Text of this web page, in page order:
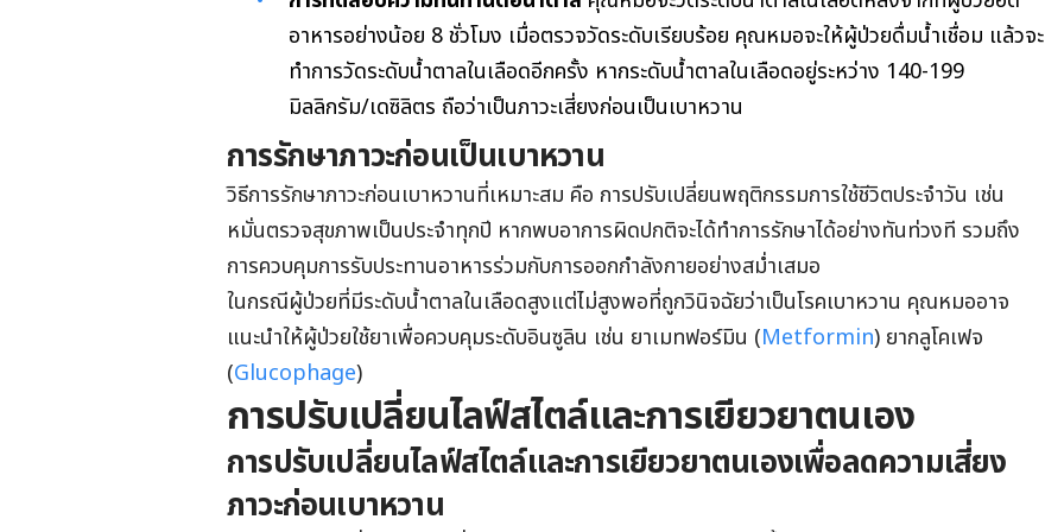
อาหารอย่างน้อย 8 ชั่วโมง เมื่อตรวจวัดระดับเรียบร้อย คุณหมอจะให้ผู้ป่วยดื่มน้ำเชื่อม แล้วจะ
ทำการวัดระดับน้ำตาลในเลือดอีกครั้ง หากระดับน้ำตาลในเลือดอยู่ระหว่าง 140-199
มิลลิกรัม/เดซิลิตร ถือว่าเป็นภาวะเสี่ยงก่อนเป็นเบาหวาน
การรักษาภาวะก่อนเป็นเบาหวาน
วิธีการรักษาภาวะก่อนเบาหวานที่เหมาะสม คือ การปรับเปลี่ยนพฤติกรรมการใช้ชีวิตประจำวัน เช่น
หมั่นตรวจสุขภาพเป็นประจำทุกปี หากพบอาการผิดปกติจะได้ทำการรักษาได้อย่างทันท่วงที รวมถึง
การควบคุมการรับประทานอาหารร่วมกับการออกกำลังกายอย่างสม่ำเสมอ
ในกรณีผู้ป่วยที่มีระดับน้ำตาลในเลือดสูงแต่ไม่สูงพอที่ถูกวินิจฉัยว่าเป็นโรคเบาหวาน คุณหมออาจ
แนะนำให้ผู้ป่วยใช้ยาเพื่อควบคุมระดับอินซูลิน เช่น ยาเมทฟอร์มิน (Metformin) ยากลูโคเฟจ
(Glucophage)
การปรับเปลี่ยนไลฟ์สไตล์และการเยียวยาตนเอง
การปรับเปลี่ยนไลฟ์สไตล์และการเยียวยาตนเองเพื่อลดความเสี่ยง
ภาวะก่อนเบาหวาน